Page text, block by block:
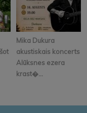
Mika Dukura
akustiskais koncerts
Alūksnes ezera
krast�...